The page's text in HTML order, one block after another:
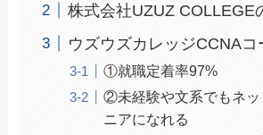
株式会社UZUZ COLLEGE
ウズウズカレッジCCNAコ
①就職定着率97%
②未経験や文系でもネッ
ニアになれる